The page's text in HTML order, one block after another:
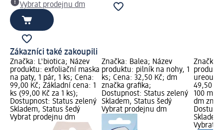
Vybrat prodejnu dm
Zákazníci také zakoupili
Značka: L'biotica; Název
produktu: exfoliační maska
na paty, 1 pár, 1 ks; Cena:
99,00 Kč; Základní cena: 1
ks (99,00 Kč za 1 ks);
Dostupnost: Status zelený
Skladem, Status šedý
Vybrat prodejnu dm
Značka: Balea; Název
produktu: pilník na nohy, 1
ks; Cena: 32,50 Kč; dm
značka grafika;
Dostupnost: Status zelený
Skladem, Status šedý
Vybrat prodejnu dm
Značka:
ureou,
49,50
100 ml
dm
Vybrat